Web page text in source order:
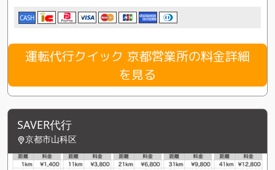
CASH
運転代行クイック 京都営業所の料金詳細
を見る
SAVER代行
京都市山科区